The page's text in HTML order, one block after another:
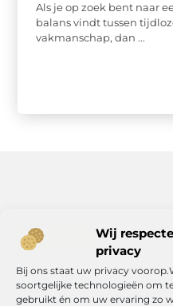
Wij
privacy
Bij ons staat uw privacy
soortgelijke technologieën om
gebruikt én om uw ervaring zo
Als je op zoek bent naar
balans vindt tussen
vakmanschap, dan ...
Onze informatie